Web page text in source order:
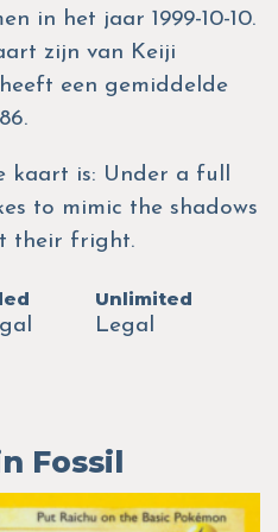
in het jaar 1999-10-10.
zijn van Keiji
een gemiddelde
kaart is: Under a full
to mimic the shadows
their fright.
Unlimited
Legal
Fossil